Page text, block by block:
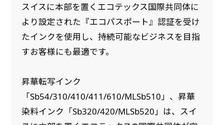
スイスに本部を置くエコテックス国際共同体に
より設定された『エコパスポート』認証を受け
たインクを使用し、持続可能なビジネスを目指
すお客様にも最適です。
昇華転写インク
「Sb54/310/410/411/610/MLSb510」、昇華
染料インク「Sb320/420/MLSb520」は、スイ